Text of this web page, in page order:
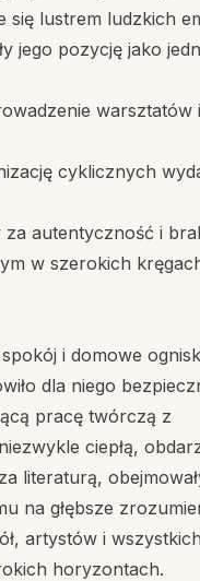
lustrem ludzkich
jego pozycję jako
warsztatów
cyklicznych
autentyczność i
w szerokich
i domowe
dla niego
pracę twórczą z
ciepłą,
literaturą,
na głębsze
artystów i
horyzontach.